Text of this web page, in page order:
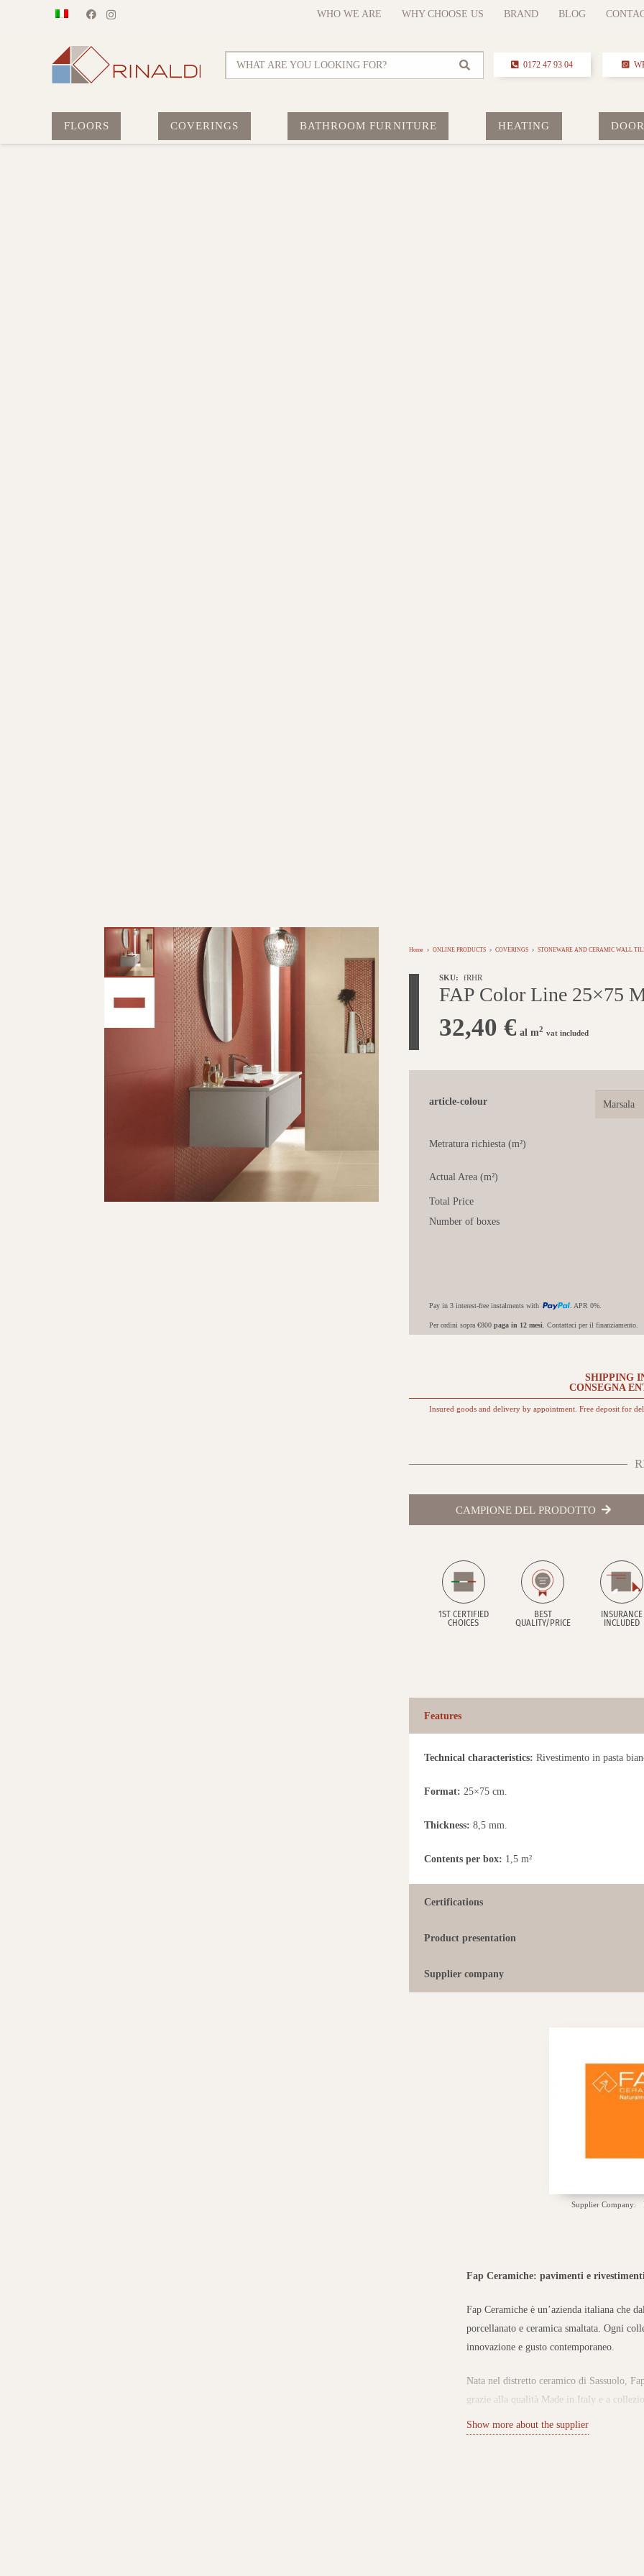
BLOG
BRAND
WHY CHOOSE US
WHO WE ARE
WHAT ARE YOU LOOKING FOR? 0172 47 93 04
HEATING
BATHROOM FURNITURE
COVERINGS
FLOORS
Home ONLINE PRODUCTS COVERINGS STONEWARE AND CERAMIC WALL
SKU: fRHR
FAP Color Line 25×75
32,40 € al m2 vat included
article-colour
Metratura richiesta (m²)
Actual Area (m²)
Total Price
Number of boxes
Pay in 3 interest-free instalments with . APR 0%.
Per ordini sopra €800 paga in 12 mesi . Contattaci per il finanziamento.
SHIPPING
CONSEGNA
Insured goods and delivery by appointment. Free deposit for
CAMPIONE DEL PRODOTTO
1ST CERTIFIED
CHOICES
BEST
QUALITY/PRICE
INSURANCE
INCLUDED
Features
Technical characteristics: Rivestimento in pasta
Format: 25×75 cm.
Thickness: 8,5 mm.
Contents per box: 1,5 m²
Certifications
Product presentation
Supplier company
Supplier Company:
Fap Ceramiche: pavimenti e
Fap Ceramiche è un’azienda italiana che
porcellanato e ceramica smaltata. Ogni
innovazione e gusto contemporaneo.
Nata nel distretto ceramico di Sassuolo,
grazie alla qualità Made in Italy e a
Show more about the supplier